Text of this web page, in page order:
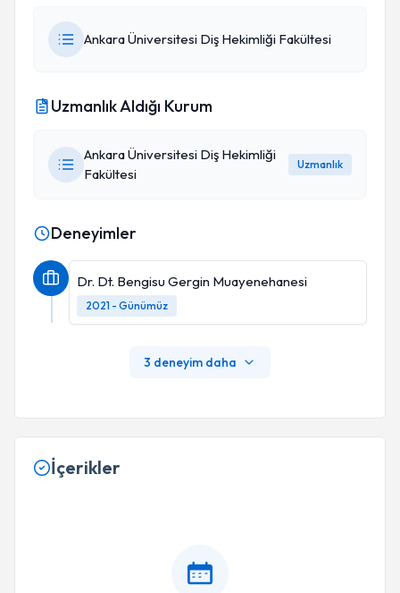
Ankara Üniversitesi Diş Hekimliği Fakültesi
Uzmanlık Aldığı Kurum
Ankara Üniversitesi Diş Hekimliği
Fakültesi
Uzmanlık
Deneyimler
Dr. Dt. Bengisu Gergin Muayenehanesi
2021 - Günümüz
3 deneyim daha
İçerikler